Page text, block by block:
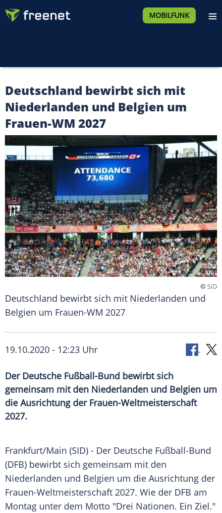
MOBILFUNK
Deutschland bewirbt sich mit
Niederlanden und Belgien um
Frauen-WM 2027
©SID
Deutschland bewirbt sich mit Niederlanden und
Belgien um Frauen-WM 2027
19.10.2020 - 12:23 Uhr
Der Deutsche Fußball-Bund bewirbt sich
gemeinsam mit den Niederlanden und Belgien um
die Ausrichtung der Frauen-Weltmeisterschaft
2027.
Frankfurt/Main (SID) - Der Deutsche Fußball-Bund
(DFB) bewirbt sich gemeinsam mit den
Niederlanden und Belgien um die Ausrichtung der
Frauen-Weltmeisterschaft 2027. Wie der DFB am
Montag unter dem Motto "Drei Nationen. Ein Ziel."